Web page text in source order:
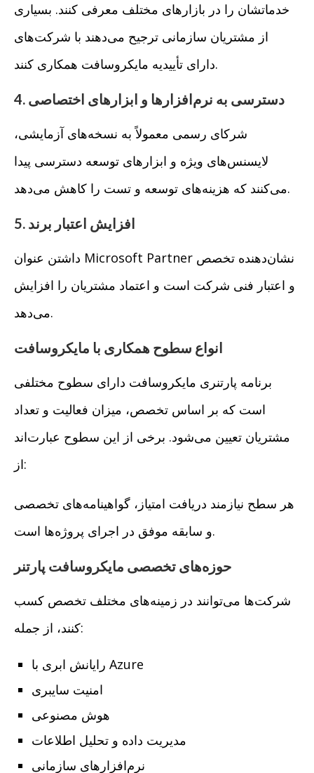
خدماتشان را در بازارهای مختلف معرفی کنند. بسیاری
از مشتریان سازمانی ترجیح می‌دهند با شرکت‌های
دارای تأییدیه مایکروسافت همکاری کنند.
4. دسترسی به نرم‌افزارها و ابزارهای اختصاصی
شرکای رسمی معمولاً به نسخه‌های آزمایشی،
لایسنس‌های ویژه و ابزارهای توسعه دسترسی پیدا
می‌کنند که هزینه‌های توسعه و تست را کاهش می‌دهد.
5. افزایش اعتبار برند
داشتن عنوان Microsoft Partner نشان‌دهنده تخصص
و اعتبار فنی شرکت است و اعتماد مشتریان را افزایش
می‌دهد.
انواع سطوح همکاری با مایکروسافت
برنامه پارتنری مایکروسافت دارای سطوح مختلفی
است که بر اساس تخصص، میزان فعالیت و تعداد
مشتریان تعیین می‌شود. برخی از این سطوح عبارت‌اند
از:
هر سطح نیازمند دریافت امتیاز، گواهینامه‌های تخصصی
و سابقه موفق در اجرای پروژه‌ها است.
حوزه‌های تخصصی مایکروسافت پارتنر
شرکت‌ها می‌توانند در زمینه‌های مختلف تخصص کسب
کنند، از جمله:
رایانش ابری با Azure
امنیت سایبری
هوش مصنوعی
مدیریت داده و تحلیل اطلاعات
نرم‌افزارهای سازمانی